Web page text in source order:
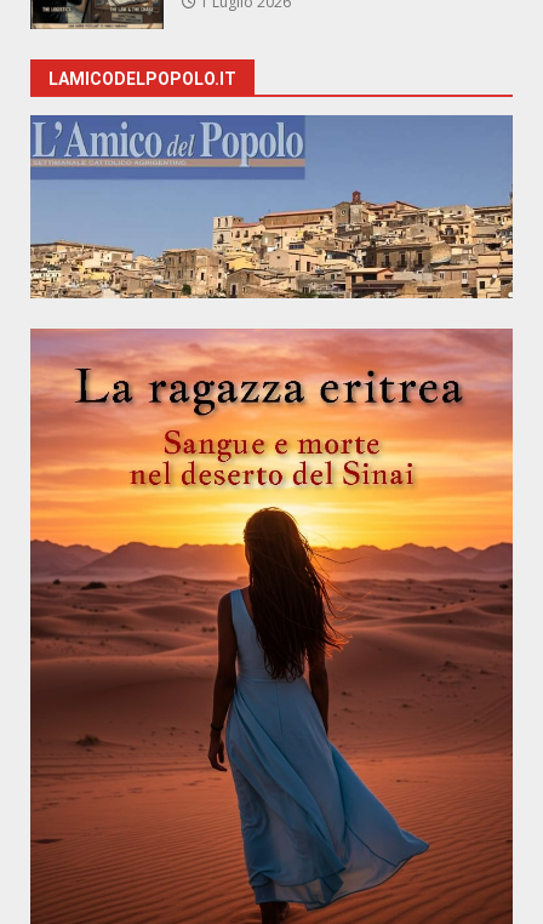
LAMICODELPOPOLO.IT